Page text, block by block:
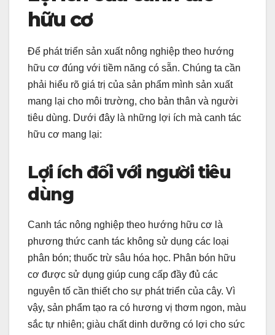
hữu cơ
Để phát triển sản xuất nông nghiệp theo hướng
hữu cơ đúng với tiềm năng có sẵn. Chúng ta cần
phải hiểu rõ giá trị của sản phẩm mình sản xuất
mang lại cho môi trường, cho bản thân và người
tiêu dùng. Dưới đây là những lợi ích mà canh tác
hữu cơ mang lại:
Lợi ích đối với người tiêu
dùng
Canh tác nông nghiệp theo hướng hữu cơ là
phương thức canh tác không sử dụng các loại
phân bón; thuốc trừ sâu hóa học. Phân bón hữu
cơ được sử dụng giúp cung cấp đầy đủ các
nguyên tố cần thiết cho sự phát triển của cây. Vì
vậy, sản phẩm tạo ra có hương vị thơm ngon, màu
sắc tự nhiên; giàu chất dinh dưỡng có lợi cho sức